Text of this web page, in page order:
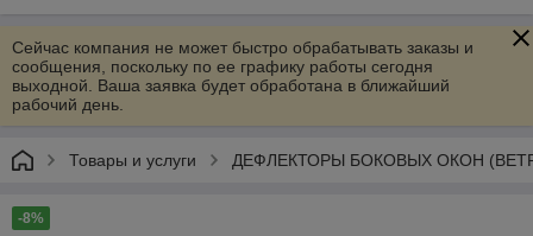
Сейчас компания не может быстро обрабатывать заказы и
сообщения, поскольку по ее графику работы сегодня
выходной. Ваша заявка будет обработана в ближайший
рабочий день.
Товары и услуги ДЕФЛЕКТОРЫ БОКОВЫХ ОКОН
-8%